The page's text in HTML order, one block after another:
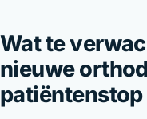
Wat te
nieuwe
patiëntenstop